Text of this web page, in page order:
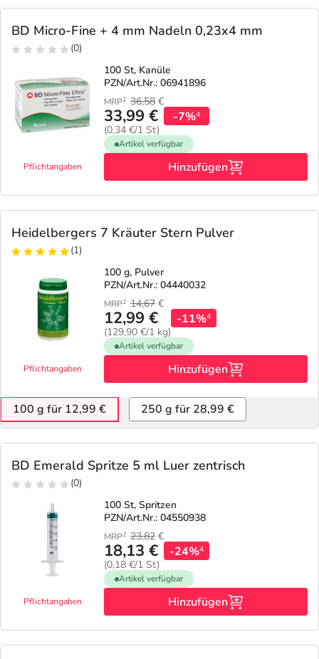
BD Micro-Fine + 4 mm Nadeln 0,23x4 mm
(0)
Pflichtangaben
100 St, Kanüle
PZN/Art.Nr.: 06941896
MRP2 36,58 €
33,99 €
(0,34 €/1 St)
-7%4
Artikel verfügbar
Hinzufügen
Heidelbergers 7 Kräuter Stern Pulver
(1)
Pflichtangaben
100 g, Pulver
PZN/Art.Nr.: 04440032
MRP2 14,67 €
12,99 €
(129,90 €/1 kg)
-11%4
Artikel verfügbar
Hinzufügen
100 g für 12,99 € 250 g für 28,99 €
BD Emerald Spritze 5 ml Luer zentrisch
(0)
Pflichtangaben
100 St, Spritzen
PZN/Art.Nr.: 04550938
MRP2 23,82 €
18,13 €
(0,18 €/1 St)
-24%4
Artikel verfügbar
Hinzufügen